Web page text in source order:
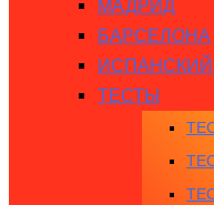
МАДРИД
БАРСЕЛОНА
ТЕСТЫ